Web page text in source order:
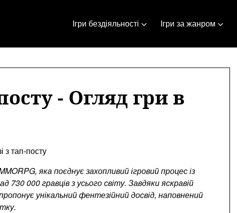
Ігри бездіяльності Ігри за жанром
- Огляд гри в
з тап-посту
яка поєднує захопливий ігровий процес із
730 000 гравців з усього світу. Завдяки яскравій
унікальний фентезійний досвід, наповнений